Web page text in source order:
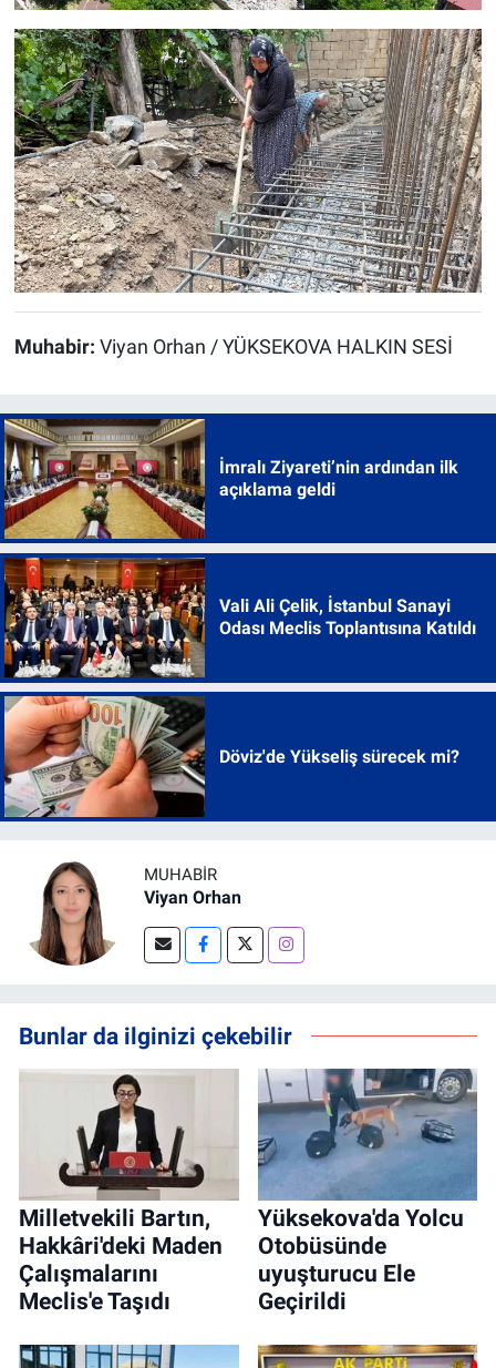
Muhabir: Viyan Orhan / YÜKSEKOVA HALKIN SESİ
İmralı Ziyareti’nin ardından ilk
açıklama geldi
Vali Ali Çelik, İstanbul Sanayi
Odası Meclis Toplantısına Katıldı
Döviz'de Yükseliş sürecek mi?
MUHABIR
Viyan Orhan
Bunlar da ilginizi çekebilir
Milletvekili Bartın,
Hakkâri'deki Maden
Çalışmalarını
Meclis'e Taşıdı
Yüksekova'da Yolcu
Otobüsünde
uyuşturucu Ele
Geçirildi